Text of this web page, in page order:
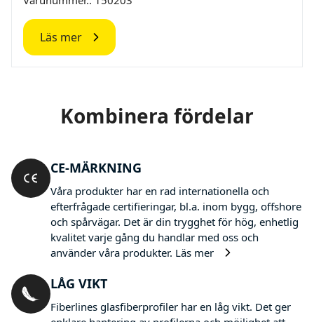
Läs mer
Kombinera fördelar
CE-MÄRKNING
Våra produkter har en rad internationella och
efterfrågade certifieringar, bl.a. inom bygg, offshore
och spårvägar. Det är din trygghet för hög, enhetlig
kvalitet varje gång du handlar med oss och
använder våra produkter. Läs mer
LÅG VIKT
Fiberlines glasfiberprofiler har en låg vikt. Det ger